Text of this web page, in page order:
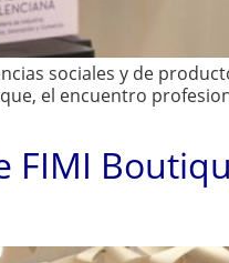
sociales y de
el encuentro
FIMI